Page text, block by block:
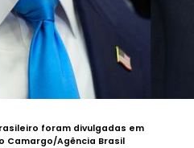
foram divulgadas em
Camargo/Agência Brasil